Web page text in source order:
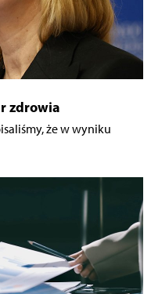
zdrowia
że w wyniku